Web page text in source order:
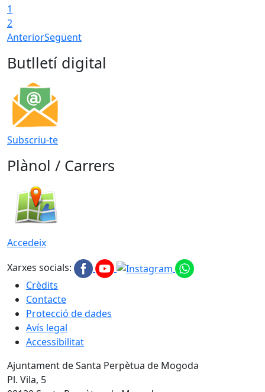
1
2
AnteriorSegüent
Butlletí digital
Subscriu-te
Plànol / Carrers
Accedeix
Xarxes socials:
Crèdits
Contacte
Protecció de dades
Avís legal
Accessibilitat
Ajuntament de Santa Perpètua de Mogoda
Pl. Vila, 5